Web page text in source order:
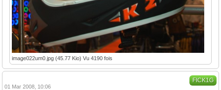
image022um0.jpg (45.77 Kio) Vu 4190 fois
FICK1G
01 Mar 2008, 10:06